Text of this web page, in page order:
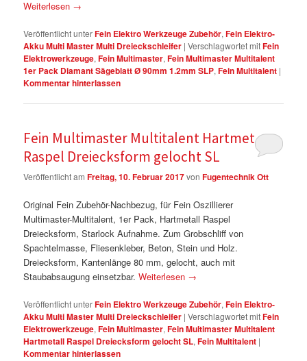
Weiterlesen →
Veröffentlicht unterFein Elektro Werkzeuge Zubehör,Fein Elektro-
Akku Multi Master Multi Dreieckschleifer |Verschlagwortet mitFein
Elektrowerkzeuge,Fein Multimaster,Fein Multimaster Multitalent
1er Pack Diamant Sägeblatt Ø 90mm 1.2mm SLP,Fein Multitalent |
Kommentar hinterlassen
Fein Multimaster Multitalent Hartmetall
Raspel Dreiecksform gelocht SL
Veröffentlicht amFreitag, 10. Februar 2017vonFugentechnik Ott
Original Fein Zubehör-Nachbezug, für Fein Oszillierer
Multimaster-Multitalent, 1er Pack, Hartmetall Raspel
Dreiecksform, Starlock Aufnahme. Zum Grobschliff von
Spachtelmasse, Fliesenkleber, Beton, Stein und Holz.
Dreiecksform, Kantenlänge 80 mm, gelocht, auch mit
Staubabsaugung einsetzbar.Weiterlesen →
Veröffentlicht unterFein Elektro Werkzeuge Zubehör,Fein Elektro-
Akku Multi Master Multi Dreieckschleifer |Verschlagwortet mitFein
Elektrowerkzeuge,Fein Multimaster,Fein Multimaster Multitalent
Hartmetall Raspel Dreiecksform gelocht SL,Fein Multitalent |
Kommentar hinterlassen